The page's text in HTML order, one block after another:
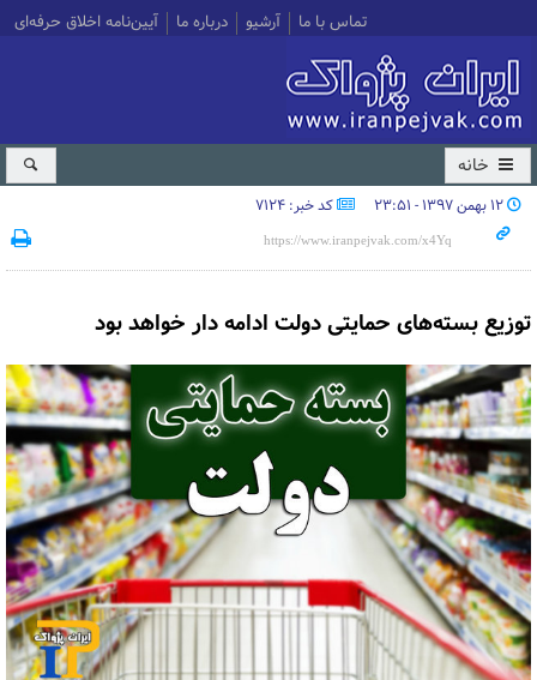
تماس با ما آرشیو درباره ما آیین‌نامه اخلاق حرفه‌ای
خانه
۱۲ بهمن ۱۳۹۷ - ۲۳:۵۱ کد خبر: 7124
توزیع بسته‌های حمایتی دولت ادامه دار خواهد بود